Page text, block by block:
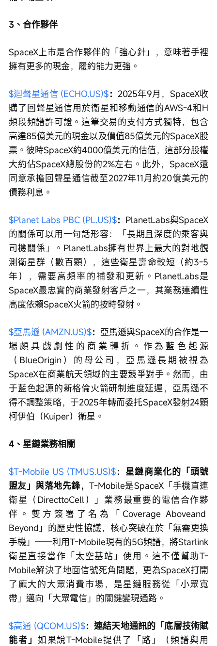
3、合作夥伴
SpaceX上市是合作夥伴的「強心針」，意味著手裡
擁有更多的現金，履約能力更強。
$迴聲星通信 (ECHO.US)$： 2025年9月，SpaceX收
購了回聲星通信用於衞星和移動通信的AWS-4和H
頻段頻譜許可證。這筆交易的支付方式獨特，包含
高達85億美元的現金以及價值85億美元的SpaceX股
票。彼時SpaceX約4000億美元的估值，這部分股權
大約佔SpaceX總股份的2%左右。此外，SpaceX還
同意承擔回聲星通信截至2027年11月約20億美元的
債務利息。
$Planet Labs PBC (PL.US)$： PlanetLabs與SpaceX
的關係可以用一句話形容：「長期且深度的乘客與
司機關係」。PlanetLabs擁有世界上最大的對地觀
測衛星群（數百顆），這些衛星壽命較短（約3-5
年），需要高頻率的補發和更新。PlanetLabs是
SpaceX最忠實的商業發射客戶之一，其業務連續性
高度依賴SpaceX火箭的按時發射。
$亞馬遜 (AMZN.US)$： 亞馬遜與SpaceX的合作是一
場頗具戲劇性的商業轉折。作為藍色起源
（BlueOrigin）的母公司，亞馬遜長期被視為
SpaceX在商業航天領域的主要競爭對手。然而，由
于藍色起源的新格倫火箭研制進度延遲，亞馬遜不
得不調整策略，于2025年轉而委托SpaceX發射24顆
柯伊伯（Kuiper）衛星。
4、星鏈業務相關
$T-Mobile US (TMUS.US)$：星鏈商業化的「頭號
盟友」與落地先鋒， T-Mobile是SpaceX「手機直連
衛星（DirecttoCell）」業務最重要的電信合作夥
伴。雙方簽署了名為「Coverage Aboveand
Beyond」的歷史性協議，核心突破在於「無需更換
手機」——利用T-Mobile現有的5G頻譜，將Starlink
衛星直接當作「太空基站」使用。這不僅幫助T-
Mobile解決了地面信號死角問題，更為SpaceX打開
了龐大的大眾消費市場，是星鏈服務從「小眾寬
帶」邁向「大眾電信」的關鍵變現通路。
$高通 (QCOM.US)$：連結天地通訊的「底層技術賦
能者」 如果說T-Mobile提供了「路」（頻譜與用